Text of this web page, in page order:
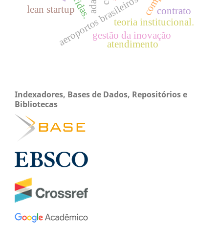
aeroportos brasileirosteoria institucional.
lean startup
gestão da inovação
atendimento
contrato
Indexadores, Bases de Dados, Repositórios e
Bibliotecas